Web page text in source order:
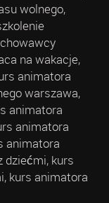
wolnego,
na wakacje,
animatora
warszawa,
animatora
animatora
animatora
dziećmi, kurs
kurs animatora